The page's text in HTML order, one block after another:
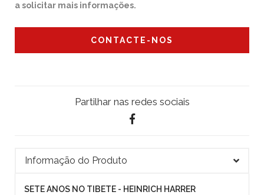
a solicitar mais informações.
CONTACTE-NOS
Partilhar nas redes sociais
Informação do Produto
SETE ANOS NO TIBETE - HEINRICH HARRER